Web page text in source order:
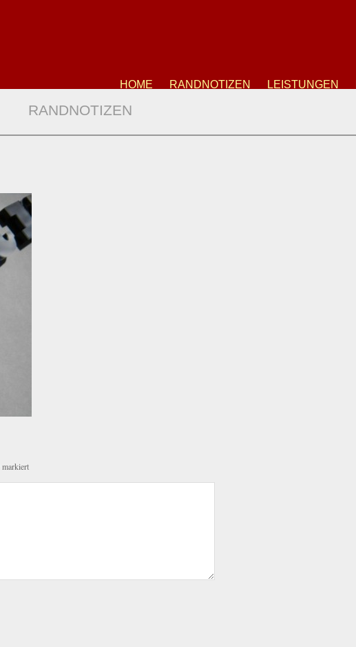
HOME RANDNOTIZEN LEISTUNGEN
RANDNOTIZEN
markiert